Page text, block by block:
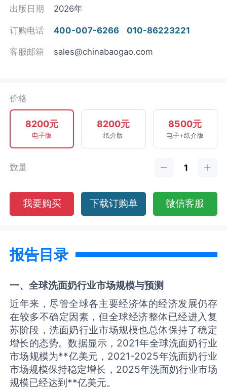
出版日期 2026年
订购电话 400-007-6266 010-86223221
客服邮箱 sales@chinabaogao.com
价格
8200元
电子版
8200元
纸介版
8500元
电子+纸介版
数量
我要购买 下载订购单 微信客服
报告目录
一、全球洗面奶行业市场规模与预测
近年来，尽管全球各主要经济体的经济发展仍存
在较多不确定因素，但全球经济整体已经进入复
苏阶段，洗面奶行业市场规模也总体保持了稳定
增长的态势。数据显示，2021年全球洗面奶行业
市场规模为**亿美元，2021-2025年洗面奶行业
市场规模保持稳定增长，2025年洗面奶行业市场
规模已经达到**亿美元。